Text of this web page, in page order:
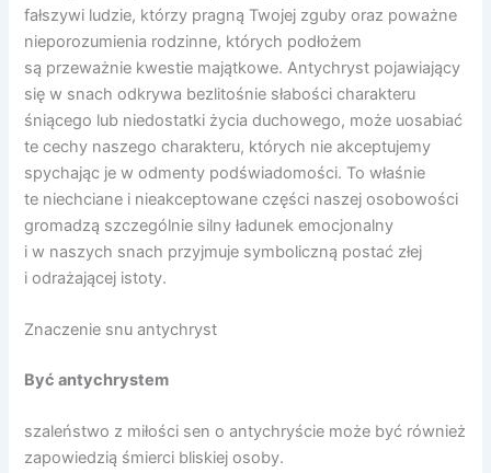
fałszywi ludzie, którzy pragną Twojej zguby oraz poważne
nieporozumienia rodzinne, których podłożem
są przeważnie kwestie majątkowe. Antychryst pojawiający
się w snach odkrywa bezlitośnie słabości charakteru
śniącego lub niedostatki życia duchowego, może uosabiać
te cechy naszego charakteru, których nie akceptujemy
spychając je w odmenty podświadomości. To właśnie
te niechciane i nieakceptowane części naszej osobowości
gromadzą szczególnie silny ładunek emocjonalny
i w naszych snach przyjmuje symboliczną postać złej
i odrażającej istoty.
Znaczenie snu antychryst
Być antychrystem
szaleństwo z miłości sen o antychryście może być również
zapowiedzią śmierci bliskiej osoby.